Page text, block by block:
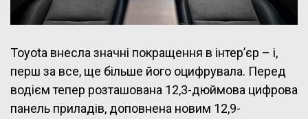
Toyota внесла значні покращення в інтер’єр – і,
перш за все, ще більше його оцифрувала. Перед
водієм тепер розташована 12,3-дюймова цифрова
панель приладів, доповнена новим 12,9-